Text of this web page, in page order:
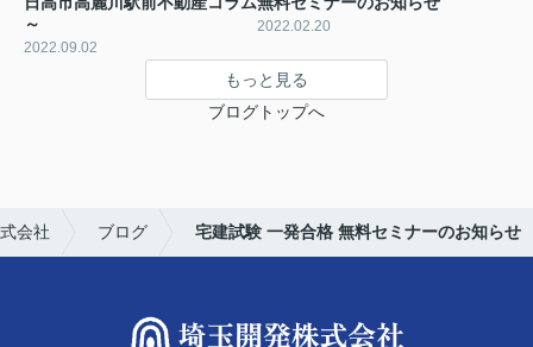
～
2022.09.02
2022.02.20
もっと見る
ブログトップへ
会社 ブログ 宅建試験 一発合格 無料セミナーのお知らせ